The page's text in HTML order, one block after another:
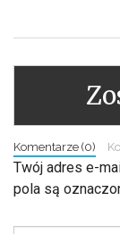
Komentarze (0)
Twój adres e-
pola są